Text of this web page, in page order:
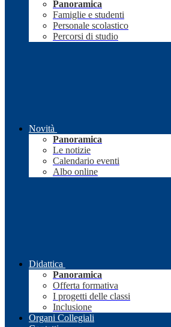
Panoramica
Famiglie e studenti
Personale scolastico
Percorsi di studio
Novità
Panoramica
Le notizie
Calendario eventi
Albo online
Didattica
Panoramica
Offerta formativa
I progetti delle classi
Inclusione
Organi Collegiali